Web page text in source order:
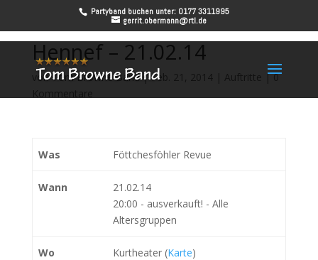
Partyband buchen unter: 0177 3311995
gerrit.obermann@rtl.de
Hennef – 21.02.14
vonTom Browne Band|Feb. 21, 2014 | Auftritte |0
Kommentare
Was Föttchesföhler Revue
Wann
21.02.14
20:00 - ausverkauft! - Alle
Altersgruppen
Wo Kurtheater (Karte)